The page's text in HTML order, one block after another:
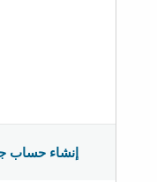
إنشاء حساب